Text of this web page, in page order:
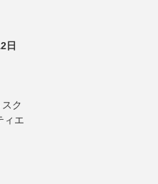
日
ク
ィエ